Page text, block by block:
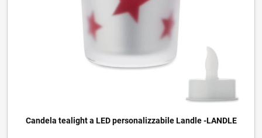
Candela tealight a LED personalizzabile Landle -LANDLE